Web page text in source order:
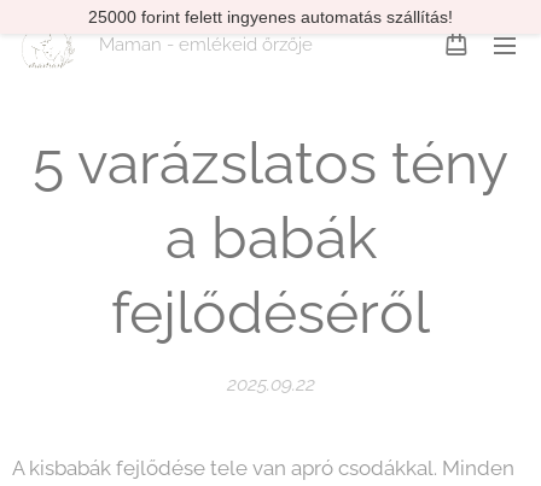
25000 forint felett ingyenes automatás szállítás!
Maman - emlékeid őrzője
5 varázslatos tény
a babák
fejlődéséről
2025.09.22
A kisbabák fejlődése tele van apró csodákkal. Minden